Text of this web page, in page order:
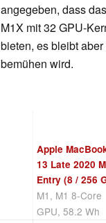
angegeben, dass
M1X mit 32 GPU-
bieten, es bleibt
bemühen wird.
Apple
13 Late 2020
Entry (8 / 256
M1, M1 8-Core
GPU, 58.2 Wh